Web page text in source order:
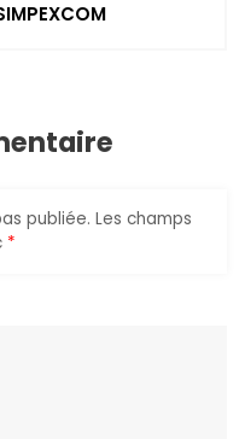
publiée. Les champs
*